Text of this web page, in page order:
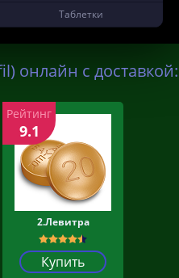
Таблетки
онлайн с доставкой:
2.Левитра
Купить
Рейтинг
9.1